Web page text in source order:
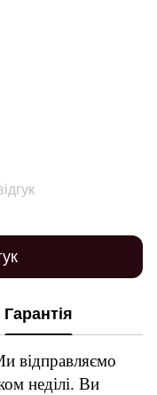
Гарантія
відправляємо
неділі. Ви